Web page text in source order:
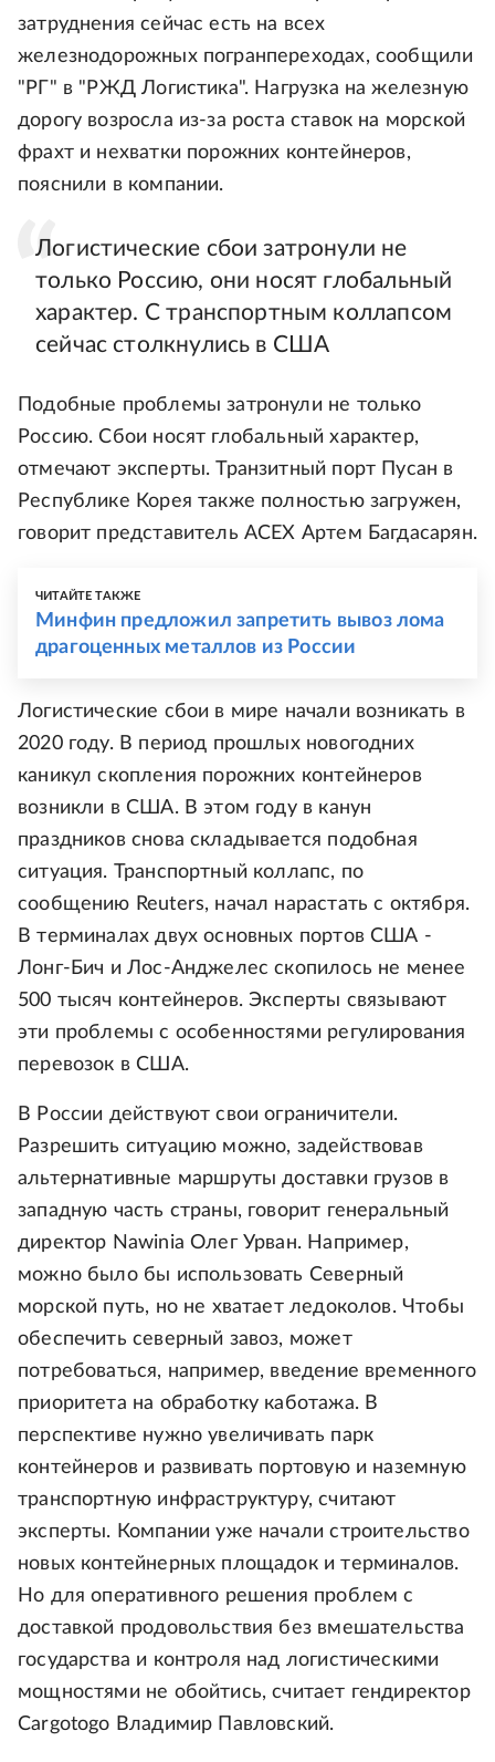
затруднения сейчас есть на всех
железнодорожных погранпереходах, сообщили
"РГ" в "РЖД Логистика". Нагрузка на железную
дорогу возросла из-за роста ставок на морской
фрахт и нехватки порожних контейнеров,
пояснили в компании.
Логистические сбои затронули не
только Россию, они носят глобальный
характер. С транспортным коллапсом
сейчас столкнулись в США
Подобные проблемы затронули не только
Россию. Сбои носят глобальный характер,
отмечают эксперты. Транзитный порт Пусан в
Республике Корея также полностью загружен,
говорит представитель АСЕХ Артем Багдасарян.
ЧИТАЙТЕ ТАКЖЕ
Минфин предложил запретить вывоз лома
драгоценных металлов из России
Логистические сбои в мире начали возникать в
2020 году. В период прошлых новогодних
каникул скопления порожних контейнеров
возникли в США. В этом году в канун
праздников снова складывается подобная
ситуация. Транспортный коллапс, по
сообщению Reuters, начал нарастать с октября.
В терминалах двух основных портов США -
Лонг-Бич и Лос-Анджелес скопилось не менее
500 тысяч контейнеров. Эксперты связывают
эти проблемы с особенностями регулирования
перевозок в США.
В России действуют свои ограничители.
Разрешить ситуацию можно, задействовав
альтернативные маршруты доставки грузов в
западную часть страны, говорит генеральный
директор Nawinia Олег Урван. Например,
можно было бы использовать Северный
морской путь, но не хватает ледоколов. Чтобы
обеспечить северный завоз, может
потребоваться, например, введение временного
приоритета на обработку каботажа. В
перспективе нужно увеличивать парк
контейнеров и развивать портовую и наземную
транспортную инфраструктуру, считают
эксперты. Компании уже начали строительство
новых контейнерных площадок и терминалов.
Но для оперативного решения проблем с
доставкой продовольствия без вмешательства
государства и контроля над логистическими
мощностями не обойтись, считает гендиректор
Cargotogo Владимир Павловский.